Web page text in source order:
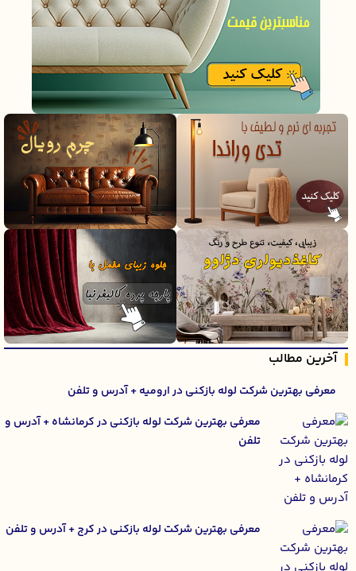
آخرین مطالب
معرفی بهترین شرکت لوله بازکنی در ارومیه + آدرس و تلفن
معرفی بهترین شرکت لوله بازکنی در کرمانشاه + آدرس و
تلفن
معرفی بهترین شرکت لوله بازکنی در کرج + آدرس و تلفن